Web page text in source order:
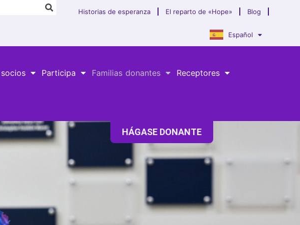
Historias de esperanza El reparto de «Hope» Blog
Español
Participa Familias donantes Receptores
HÁGASE DONANTE